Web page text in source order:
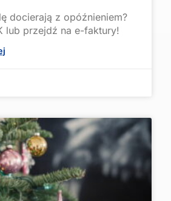
docierają z opóźnieniem?
lub przejdź na e-faktury!